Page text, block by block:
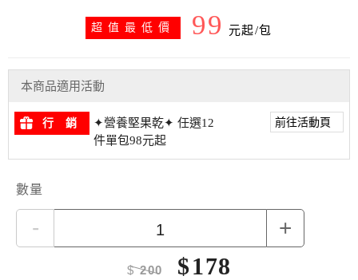
超值最低價 99 元起/包
本商品適用活動
行 銷
✦營養堅果乾✦ 任選12
件單包98元起
前往活動頁
數量
- +
$200 $178